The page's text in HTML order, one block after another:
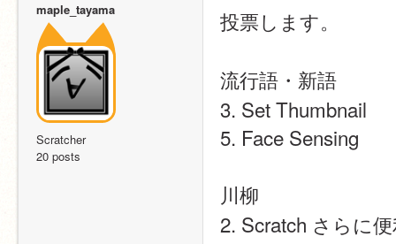
maple_tayama
Scratcher
20 posts
投票します。
流行語・新語
3. Set Thumbnail
5. Face Sensing
川柳
2. Scratch さらに